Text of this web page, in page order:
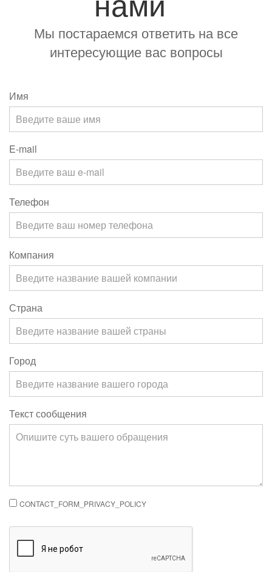
Мы постараемся ответить на все
интересующие вас вопросы
Имя
E-mail
Телефон
Компания
Страна
Город
Текст сообщения
CONTACT_FORM_PRIVACY_POLICY